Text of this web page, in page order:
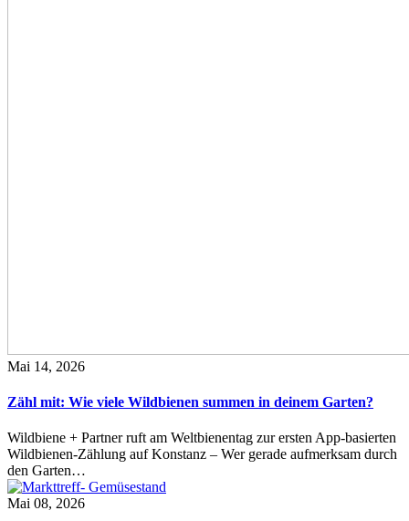
Mai 14, 2026
Zähl mit: Wie viele Wildbienen summen in deinem Garten?
Wildbiene + Partner ruft am Weltbienentag zur ersten App-basierten
Wildbienen-Zählung auf Konstanz – Wer gerade aufmerksam durch
den Garten…
Mai 08, 2026